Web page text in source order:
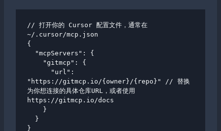
// 打开你的 Cursor 配置文件，通常在
~/.cursor/mcp.json
{
"https://gitmcp.io/{owner}/{repo}" // 替换
为你想连接的具体仓库URL，或者使用
https://gitmcp.io/docs